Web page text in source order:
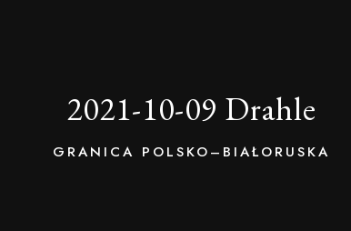
2021-10-09 Drahle
GRANICA POLSKO–BIAŁORUSKA